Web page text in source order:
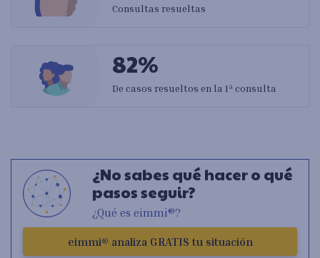
Consultas resueltas
82%
De casos resueltos en la 1ª consulta
¿No sabes qué hacer o qué
pasos seguir?
¿Qué es eimmi®?
eimmi® analiza GRATIS tu situación